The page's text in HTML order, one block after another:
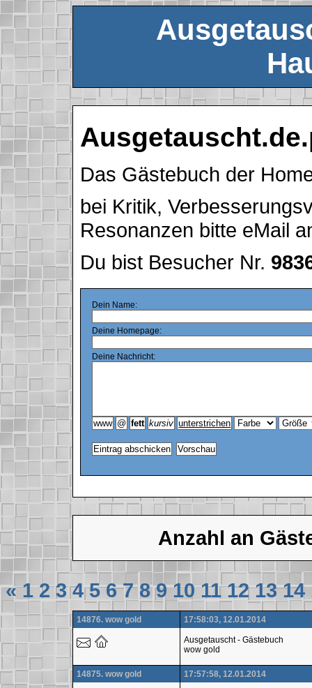
Das Gästebuch der
bei Kritik,
Resonanzen bitte eMail
Du bist Besucher Nr.
Dein Name:
Deine Homepage:
Deine Nachricht:
Anzahl an
« 1 2 3 4 5 6 7 8 9 10 11 12 13 14
14876. wow gold 17:58:03, 12.01.2014
Ausgetauscht - Gästebuch
wow gold
14875. wow gold 17:57:58, 12.01.2014